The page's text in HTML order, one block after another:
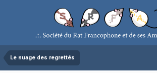
Le nuage des regrettés